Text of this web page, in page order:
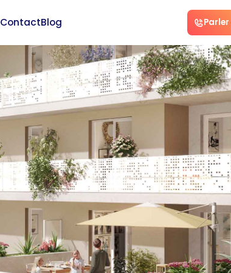
ContactBlog